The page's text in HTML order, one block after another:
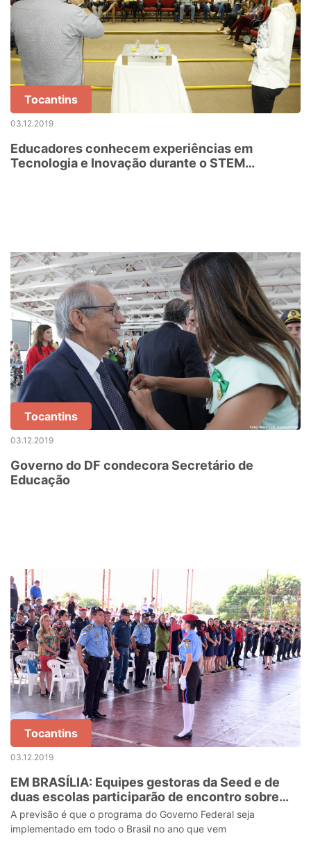
Tocantins
03.12.2019
Educadores conhecem experiências em
Tecnologia e Inovação durante o STEM
Tocantins
03.12.2019
Governo do DF condecora Secretário de
Educação
Tocantins
03.12.2019
EM BRASÍLIA: Equipes gestoras da Seed e de
duas escolas participarão de encontro sobre
escolas cívico-militares
A previsão é que o programa do Governo Federal seja
implementado em todo o Brasil no ano que vem